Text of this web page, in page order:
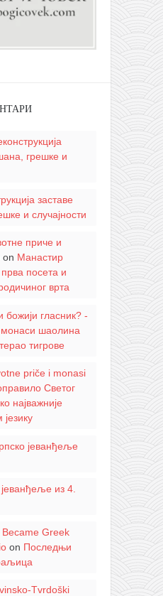
грешке и
заставе
и случајности
приче и
on Манастир
посета и
врта
божији гласник? -
шаолина
тигрове
priče i monasi
Светог
најважније
јеванђеље
из 4.
Greek
on Последњи
Tvrdoški